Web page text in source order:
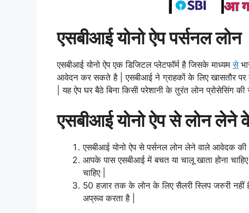
एसबीआईयोनो ऐप पर्सनललोन
एसबीआई योनो ऐप एक डिजिटल प्लेटफॉर्म है जिसके माध्यमसे
आवेदन कर सकते है | एसबीआई ने ग्राहकों के लिए खासतौर पर
| यह ऐप घर बैठे बिना किसी परेशानी के तुरंत लोन प्रोसेसिंग की
एसबीआई योनो ऐप से लोन लेने
एसबीआई योनो ऐप से पर्सनल लोन लेने वाले आवेदक
आपके पास एसबीआई में बचत या चालू खाता होना
चाहिए |
50 हजार तक के लोन के लिए सैलरी स्लिप जरुरी
अप्रूव करता है |